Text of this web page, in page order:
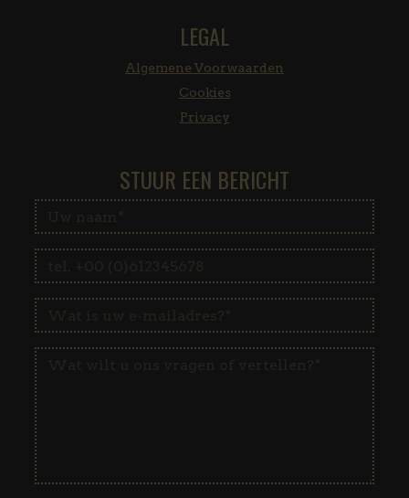
LEGAL
Algemene Voorwaarden
Cookies
Privacy
STUUR EEN BERICHT